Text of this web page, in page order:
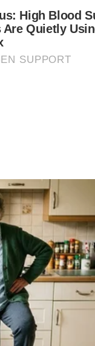
Caetano do Sul
quantidade de
antes do início da
no momento da
como demais